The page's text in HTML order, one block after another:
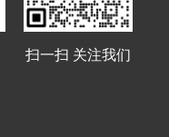
扫一扫 关注我们